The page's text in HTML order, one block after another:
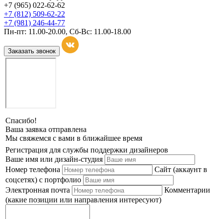
+7 (965) 022-62-62
+7 (812) 509-62-22
+7 (981) 246-44-77
Пн-пт: 11.00-20.00, Сб-Вс: 11.00-18.00
Заказать звонок
Спасибо!
Ваша заявка отправлена
Мы свяжемся с вами в ближайшее время
Регистрация для службы поддержки дизайнеров
Ваше имя или дизайн-студия
Номер телефона
Сайт (аккаунт в
соцсетях) с портфолио
Электронная почта
Комментарии
(какие позиции или направления интересуют)